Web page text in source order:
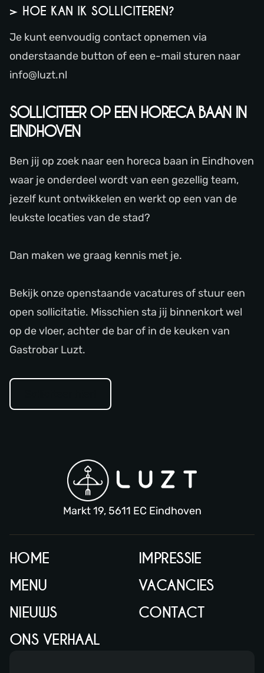
> HOE KAN IK SOLLICITEREN?
Je kunt eenvoudig contact opnemen via
onderstaande button of een e-mail sturen naar
info@luzt.nl
SOLLICITEER OP EEN HORECA BAAN IN
EINDHOVEN
Ben jij op zoek naar een horeca baan in Eindhoven
waar je onderdeel wordt van een gezellig team,
jezelf kunt ontwikkelen en werkt op een van de
leukste locaties van de stad?
Dan maken we graag kennis met je.
Bekijk onze openstaande vacatures of stuur een
open sollicitatie. Misschien sta jij binnenkort wel
op de vloer, achter de bar of in de keuken van
Gastrobar Luzt.
Markt 19, 5611 EC Eindhoven
HOME
MENU
NIEUWS
ONS VERHAAL
IMPRESSIE
VACANCIES
CONTACT